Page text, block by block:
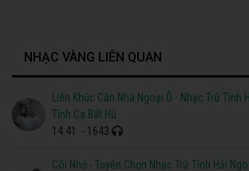
NHẠC VÀNG LIÊN QUAN
Liên Khúc Căn Nhà Ngoại Ô - Nhạc Trữ Tình
Tình Ca Bất Hủ
14:41
- 1643
Cõi Nhớ - Tuyển Chọn Nhạc Trữ Tình Hải